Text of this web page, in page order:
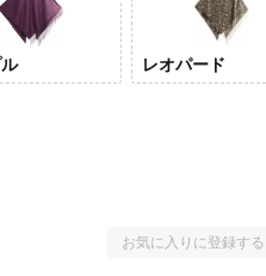
レオパード
お気に入りに登録する